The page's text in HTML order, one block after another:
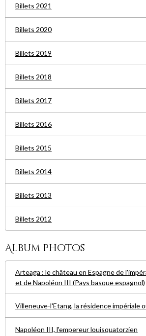
Billets 2021
Billets 2020
Billets 2019
Billets 2018
Billets 2017
Billets 2016
Billets 2015
Billets 2014
Billets 2013
Billets 2012
Album photos
Arteaga : le château en Espagne de
et de Napoléon III (Pays basque espagnol)
Villeneuve-l'Etang, la résidence impériale
Napoléon III, l'empereur louisquatorzien